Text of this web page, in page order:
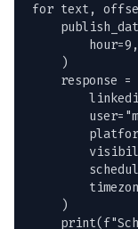
for text,
    )
response =
    )